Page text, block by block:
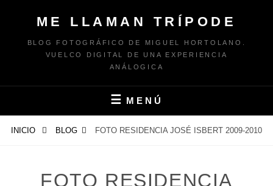
contenido
ME LLAMAN TRÍPODE
BLOG FOTOGRÁFICO DE MIGUEL HORTOLANO.
VUELCO DIGITAL DE UNA EXPERIENCIA
ANÁLOGICA
MENÚ
INICIO BLOG FOTO RESIDENCIA JOSÉ ISBERT 2009-2010
FOTO RESIDENCIA